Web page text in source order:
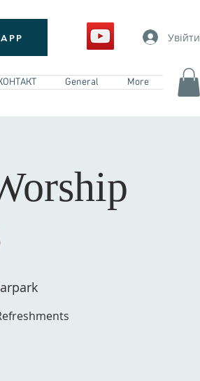
General More
Увійти